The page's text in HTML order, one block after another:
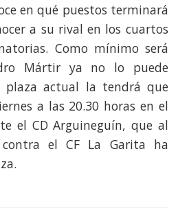
en qué puestos terminará
a su rival en los cuartos
Como mínimo será
Mártir ya no lo puede
plaza actual la tendrá que
a las 20.30 horas en el
el CD Arguineguín, que al
el CF La Garita ha